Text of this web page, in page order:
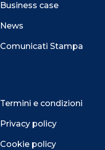
Business case
News
Comunicati Stampa
Termini e condizioni
Privacy policy
Cookie policy